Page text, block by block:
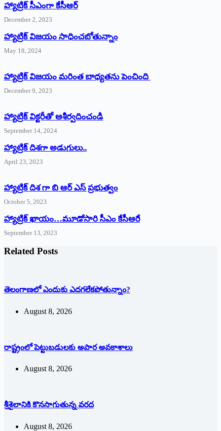
హ్యాట్రిక్‌ ‌సీఎంగా కేసీఆర్‌
December 2, 2023
హ్యాట్రిక్‌ విజయం సాధించబోతున్నాం
May 18, 2024
హ్యాట్రిక్ విజయం మరింత బాధ్యతను పెంచింది
December 9, 2023
హ్యాట్రిక్‌ ‌విక్టరీతో ఆశీర్వదించండి
September 14, 2024
‌హ్యాట్రిక్‌ ‌దిశగా అడుగులు..
April 23, 2023
హ్యాట్రిక్ దిశ గా బి ఆర్ ఎస్ ప్రభుత్వం
October 5, 2023
హ్యాట్రిక్‌ ‌ఖాయం…మూడోసారి సీఎం కేసీఆరే
September 13, 2023
Related Posts
తెలంగాణలో ఎందుకు ఎదగలేకపోతున్నాం?
August 8, 2026
రాష్ట్రంలో పెట్టుబడులకు అపార అవకాశాలు
August 8, 2026
శ్రీశైలానికి కొనసాగుతున్న వరద
August 8, 2026